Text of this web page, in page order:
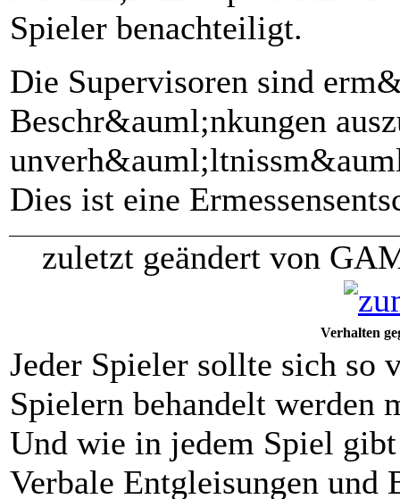
Spieler benachteiligt.
Die Supervisoren sind
Beschr&auml;nkungen
Dies ist eine
zuletzt geändert von
Verhalten
Jeder Spieler sollte sich so
Spielern behandelt
Und wie in jedem Spiel
Verbale Entgleisungen und